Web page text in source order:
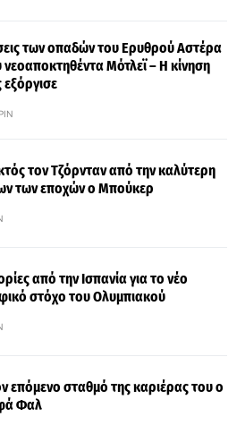
των οπαδών του Ερυθρού Αστέρα
Μότλεϊ – Η κίνηση
τον Τζόρνταν από την καλύτερη
των εποχών ο Μπούκερ
από την Ισπανία για το νέο
στόχο του Ολυμπιακού
επόμενο σταθμό της καριέρας του ο
Φαλ